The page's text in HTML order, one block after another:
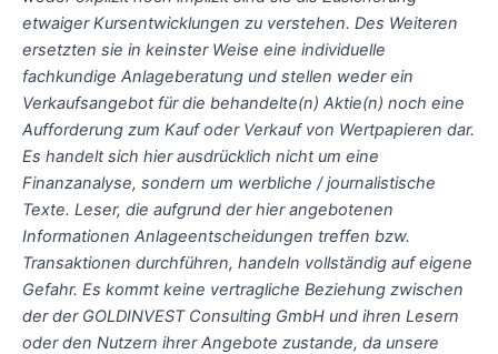
etwaiger Kursentwicklungen zu verstehen. Des Weiteren
ersetzten sie in keinster Weise eine individuelle
fachkundige Anlageberatung und stellen weder ein
Verkaufsangebot für die behandelte(n) Aktie(n) noch eine
Aufforderung zum Kauf oder Verkauf von Wertpapieren dar.
Es handelt sich hier ausdrücklich nicht um eine
Finanzanalyse, sondern um werbliche / journalistische
Texte. Leser, die aufgrund der hier angebotenen
Informationen Anlageentscheidungen treffen bzw.
Transaktionen durchführen, handeln vollständig auf eigene
Gefahr. Es kommt keine vertragliche Beziehung zwischen
der der GOLDINVEST Consulting GmbH und ihren Lesern
oder den Nutzern ihrer Angebote zustande, da unsere